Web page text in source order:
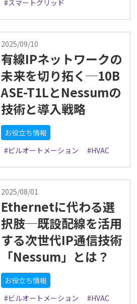
#スマートグリッド
2025/09/10
有線IPネットワークの
未来を切り拓く─10B
ASE-T1LとNessumの
技術と導入戦略
お役立ち情報
#ビルオートメーション
#HVAC
2025/08/01
Ethernetに代わる選
択肢─既設配線を活用
する次世代IP通信技術
「Nessum」とは？
お役立ち情報
#ビルオートメーション
#HVAC